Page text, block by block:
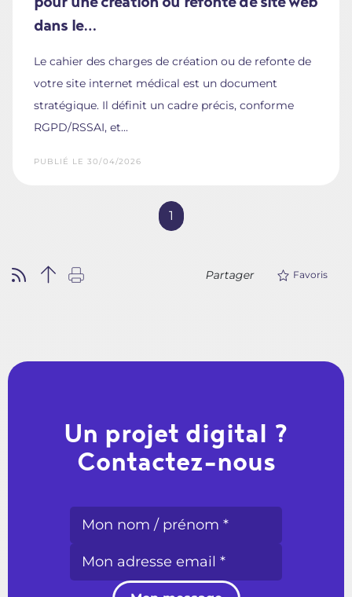
dans le…
Le cahier des charges de création ou de refonte de
votre site internet médical est un document
stratégique. Il définit un cadre précis, conforme
RGPD/RSSAI, et...
PUBLIÉ LE 30/04/2026
1
Partager Favoris
Un projet digital ?
Contactez-nous